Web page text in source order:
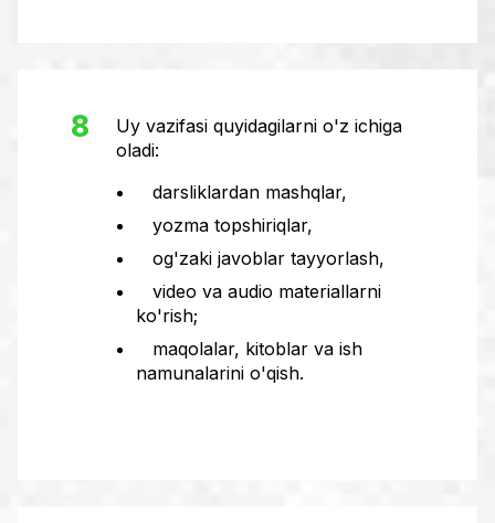
8
Uy vazifasi quyidagilarni o'z ichiga
oladi:
darsliklardan mashqlar,
yozma topshiriqlar,
og'zaki javoblar tayyorlash,
video va audio materiallarni
ko'rish;
maqolalar, kitoblar va ish
namunalarini o'qish.